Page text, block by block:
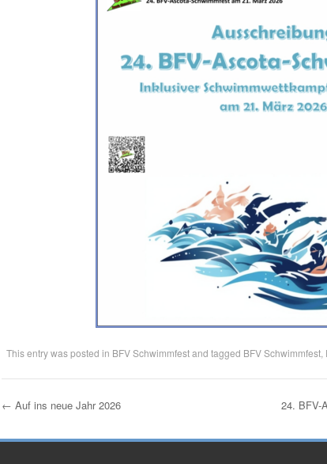
This entry was posted in BFV Schwimmfestand tagged BFV Schwimmfest,
Post navigation
← Auf ins neue Jahr 2026 24. BFV-